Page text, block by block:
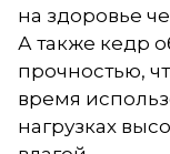
на здоровье
А также кедр
прочностью,
время
нагрузках